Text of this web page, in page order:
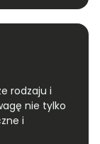
rodzaju i
nie tylko
i